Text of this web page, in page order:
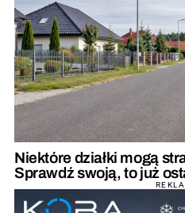
Niektóre działki mogą
Sprawdź swoją, to już